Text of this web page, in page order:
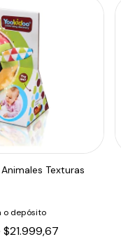
Texturas
o depósito
$21.999,67